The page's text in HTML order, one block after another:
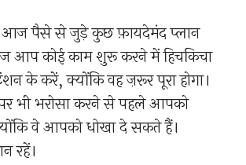
पैसे से जुड़े कुछ फ़ायदेमंद प्लान
आप कोई काम शुरू करने में हिचकिचा
के करें, क्योंकि वह ज़रूर पूरा होगा।
भी भरोसा करने से पहले आपको
वे आपको धोखा दे सकते हैं।
रहें।